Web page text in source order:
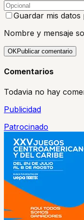
Guardar mis
Nombre y mensaje
OKPublicar comentario
Comentarios
Todavia no hay
Publicidad
Patrocinado